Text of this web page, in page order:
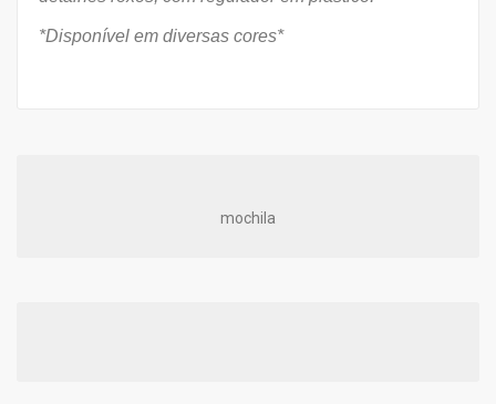
*Disponível em diversas cores*
mochila